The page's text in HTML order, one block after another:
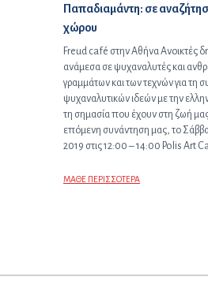
Παπαδιαμάντη: σε
χώρου
Freud café στην Αθήνα Ανοικτές
ανάμεσα σε ψυχαναλυτές και
γραμμάτων και των τεχνών για τη
ψυχαναλυτικών ιδεών με την
τη σημασία που έχουν στη ζωή
επόμενη συνάντηση μας, το
2019 στις 12:00 – 14:00 Polis Art
ΜΑΘΕ ΠΕΡΙΣΣΟΤΕΡΑ